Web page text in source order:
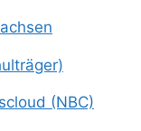
(NBC)